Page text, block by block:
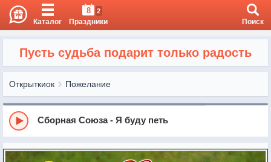
Каталог
8 2
Праздники Поиск
Пусть судьба подарит только радость
Открыткиок Пожелание
Сборная Союза - Я буду петь